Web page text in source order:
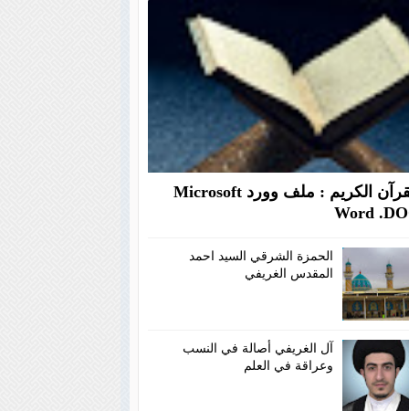
القرآن الكريم : ملف وورد Microsoft
Word
الحمزة الشرقي السيد احمد
المقدس الغريفي
آل الغريفي أصالة في النسب
وعراقة في العلم